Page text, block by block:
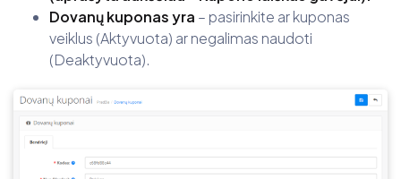
Dovanų kuponas yra – pasirinkite ar kuponas
veiklus (Aktyvuota) ar negalimas naudoti
(Deaktyvuota).